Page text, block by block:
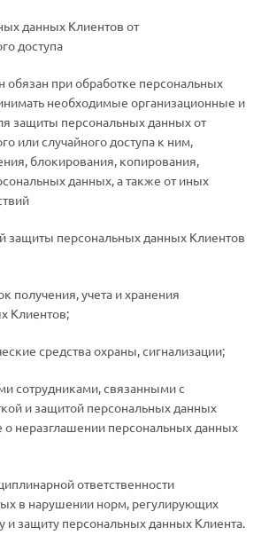
данных Клиентов от
доступа
обязан при обработке персональных
необходимые организационные и
защиты персональных данных от
или случайного доступа к ним,
блокирования, копирования,
данных, а также от иных
защиты персональных данных Клиентов
получения, учета и хранения
Клиентов;
средства охраны, сигнализации;
сотрудниками, связанными с
и защитой персональных данных
о неразглашении персональных данных
ответственности
в нарушении норм, регулирующих
и защиту персональных данных Клиента.